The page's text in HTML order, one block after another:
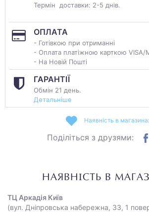
Термін доставки: 2-5 днів.
ОПЛАТА
- Готівкою при отриманні
- Оплата платіжною карткою VISA/
- На Новій Пошті
ГАРАНТІЇ
Обмін 21 день.
Детальніше
Наявність в
Поділіться з друзями:
НАЯВНІСТЬ В
ТЦ Аркадія Київ
(вул. Дніпровська набережна, 33, 1